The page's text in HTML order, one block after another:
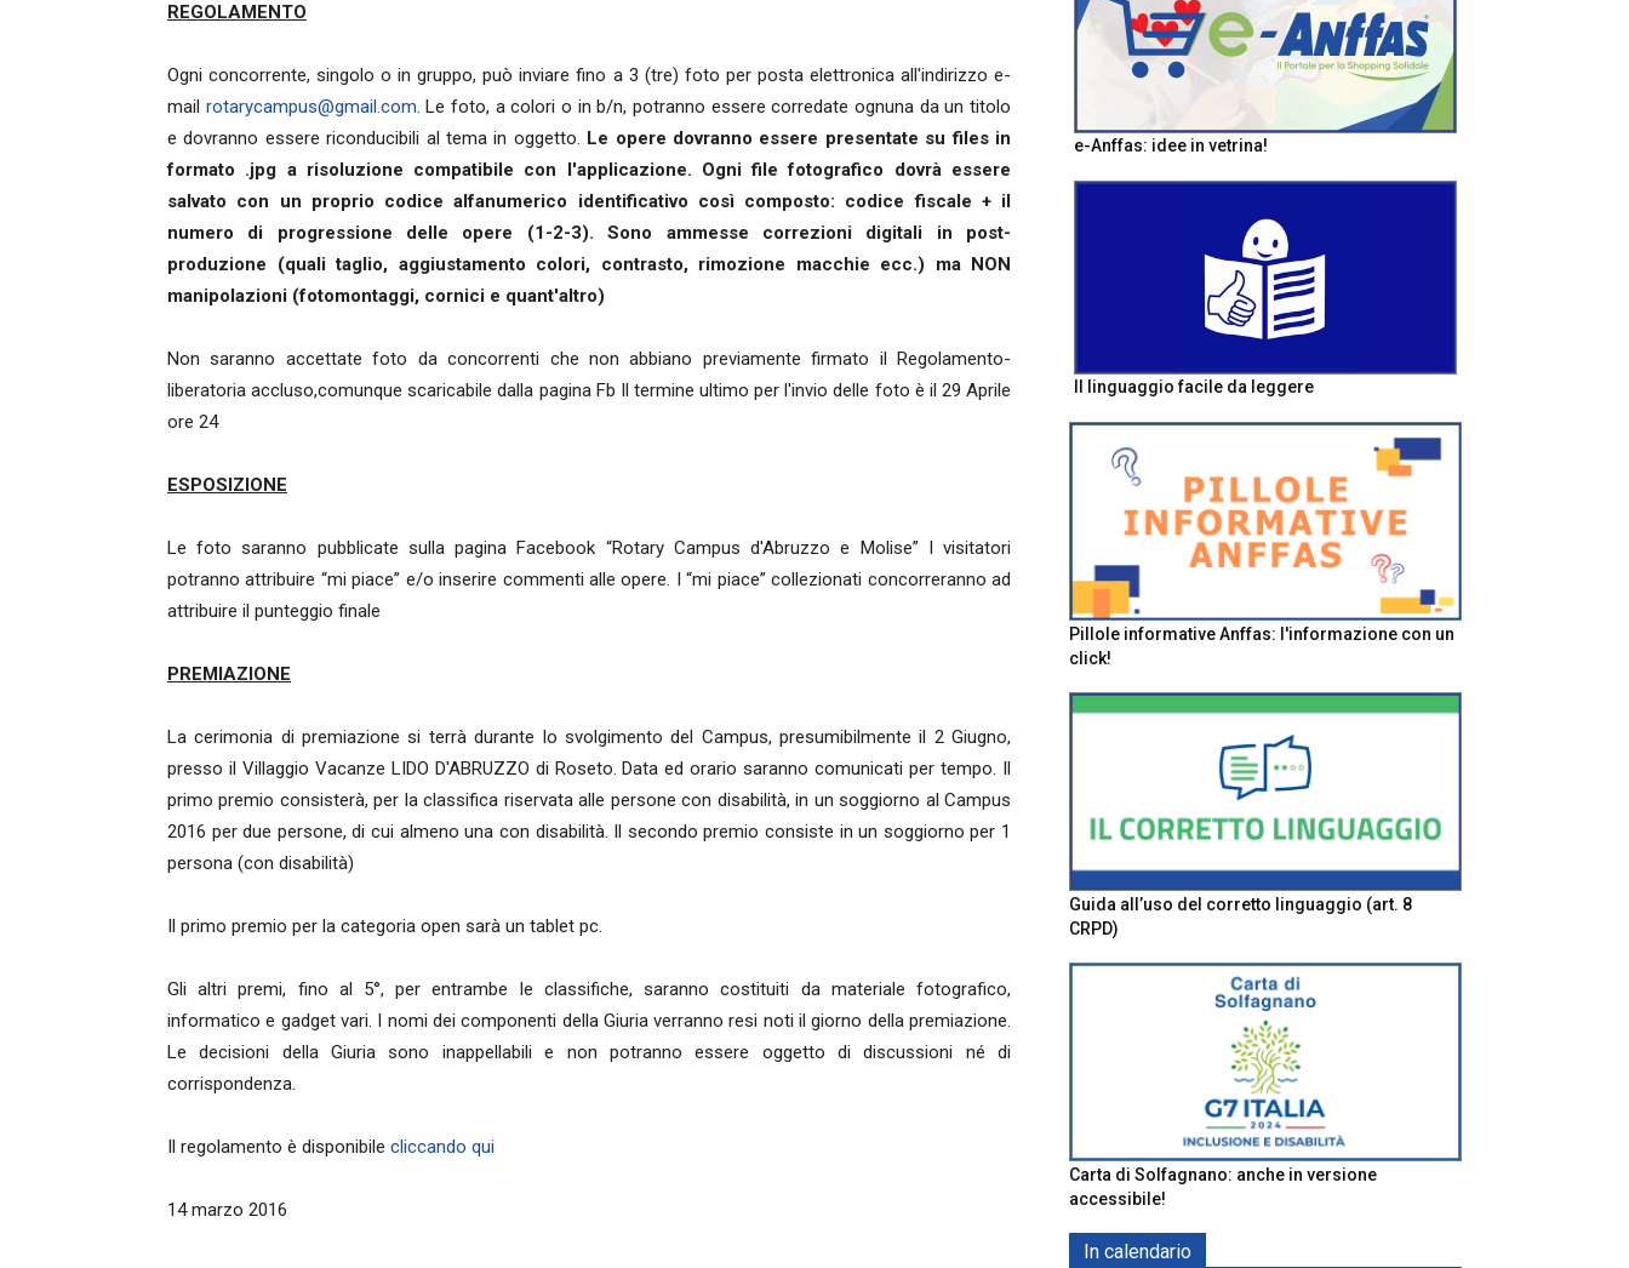
REGOLAMENTO
Ogni concorrente, singolo o in gruppo, può inviare fino a 3 (tre) foto per posta elettronica all'indirizzo e-
mail rotarycampus@gmail.com. Le foto, a colori o in b/n, potranno essere corredate ognuna da un titolo
e dovranno essere riconducibili al tema in oggetto. Le opere dovranno essere presentate su files in
formato .jpg a risoluzione compatibile con l'applicazione. Ogni file fotografico dovrà essere
salvato con un proprio codice alfanumerico identificativo così composto: codice fiscale + il
numero di progressione delle opere (1-2-3). Sono ammesse correzioni digitali in post-
produzione (quali taglio, aggiustamento colori, contrasto, rimozione macchie ecc.) ma NON
manipolazioni (fotomontaggi, cornici e quant'altro)
Non saranno accettate foto da concorrenti che non abbiano previamente firmato il Regolamento-
liberatoria accluso,comunque scaricabile dalla pagina Fb Il termine ultimo per l'invio delle foto è il 29 Aprile
ore 24
ESPOSIZIONE
Le foto saranno pubblicate sulla pagina Facebook “Rotary Campus d'Abruzzo e Molise” I visitatori
potranno attribuire “mi piace” e/o inserire commenti alle opere. I “mi piace” collezionati concorreranno ad
attribuire il punteggio finale
PREMIAZIONE
La cerimonia di premiazione si terrà durante lo svolgimento del Campus, presumibilmente il 2 Giugno,
presso il Villaggio Vacanze LIDO D'ABRUZZO di Roseto. Data ed orario saranno comunicati per tempo. Il
primo premio consisterà, per la classifica riservata alle persone con disabilità, in un soggiorno al Campus
2016 per due persone, di cui almeno una con disabilità. Il secondo premio consiste in un soggiorno per 1
persona (con disabilità)
Il primo premio per la categoria open sarà un tablet pc.
Gli altri premi, fino al 5°, per entrambe le classifiche, saranno costituiti da materiale fotografico,
informatico e gadget vari. I nomi dei componenti della Giuria verranno resi noti il giorno della premiazione.
Le decisioni della Giuria sono inappellabili e non potranno essere oggetto di discussioni né di
corrispondenza.
Il regolamento è disponibile cliccando qui
14 marzo 2016
e-Anffas: idee in vetrina!
Il linguaggio facile da leggere
Pillole informative Anffas: l'informazione con un
click!
Guida all’uso del corretto linguaggio (art. 8
CRPD)
Carta di Solfagnano: anche in versione
accessibile!
In calendario